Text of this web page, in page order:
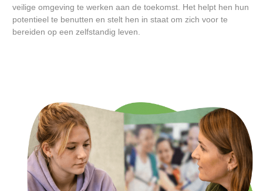
veilige omgeving te werken aan de toekomst. Het helpt hen hun
potentieel te benutten en stelt hen in staat om zich voor te
bereiden op een zelfstandig leven.